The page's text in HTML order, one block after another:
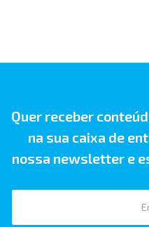
Quer receber
na sua caixa de
nossa newsletter e